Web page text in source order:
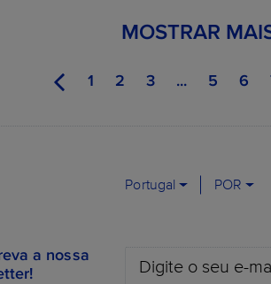
MOSTRAR
1 2 3 ... 5 6
a nossa
Portugal POR